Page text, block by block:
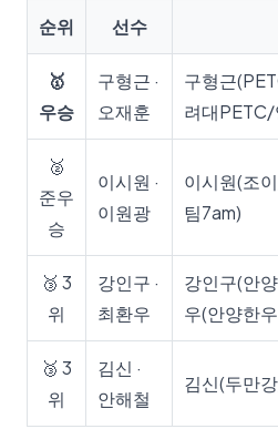
순위 선수
🥇
우승
구형근 ·
오재훈
구형근
려대
🥈
준우
승
이시원 ·
이원광
이시원(조
팀7am)
🥉 3
위
강인구 ·
최환우
강인구(안
우(안양한
🥉 3
위
김신 ·
안해철
김신(두만